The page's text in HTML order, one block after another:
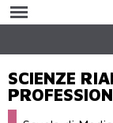
SCIENZE